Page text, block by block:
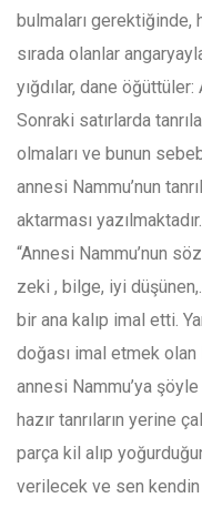
bulmaları gerektiğinde,
sırada olanlar
yığdılar, dane
Sonraki satırlarda
olmaları ve bunun
annesi Nammu’nun
aktarması
“Annesi Nammu’nun
zeki , bilge, iyi
bir ana kalıp imal etti.
doğası imal etmek olan
annesi Nammu’ya
hazır tanrıların yerine
parça kil alıp
verilecek ve sen